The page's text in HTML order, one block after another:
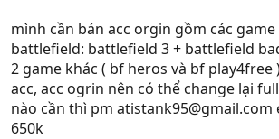
mình cần bán acc orgin gồm các
battlefield: battlefield 3 + battlefield
2 game khác ( bf heros và bf play4free
acc, acc ogrin nên có thể change lại
nào cần thì pm atistank95@gmail.com
650k